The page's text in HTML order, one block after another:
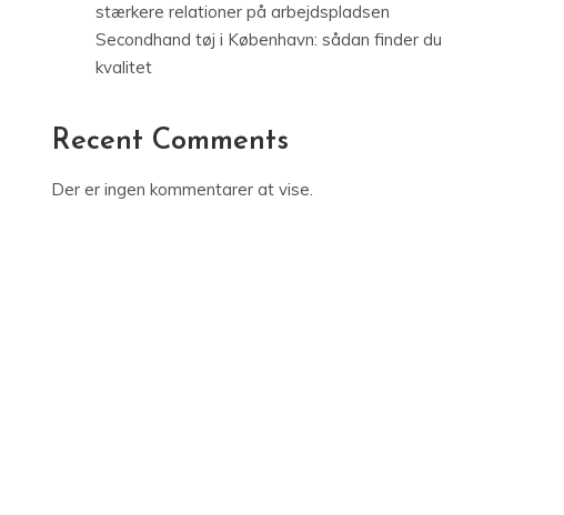
stærkere relationer på arbejdspladsen
Secondhand tøj i København: sådan finder du
kvalitet
Recent Comments
Der er ingen kommentarer at vise.